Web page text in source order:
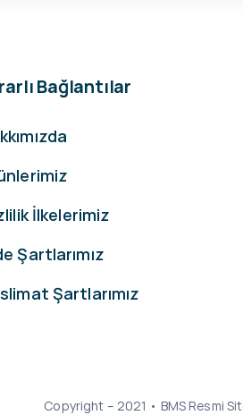
Bağlantılar
İlkelerimiz
Şartlarımız
Şartlarımız
Copyright – 2021 • BMS Resmi